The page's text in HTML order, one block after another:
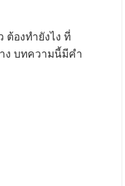
ต้องทำยังไง ที่
ง บทความนี้มีคำ